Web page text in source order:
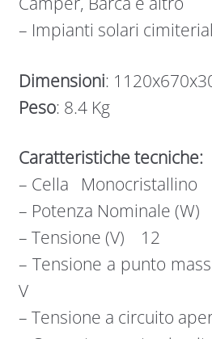
– Impianti solari
Dimensioni:
Peso: 8.4 Kg
Caratteristiche tecniche:
– Cella Monocristallino
– Potenza Nominale
– Tensione (V) 12
– Tensione a punto
V
– Tensione a circuito